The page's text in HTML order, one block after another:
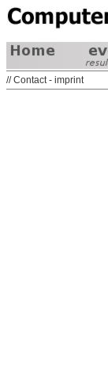
// Contact - imprint